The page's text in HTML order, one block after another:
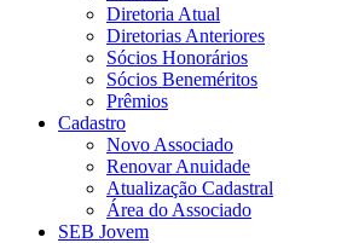
Diretoria Atual
Diretorias Anteriores
Sócios Honorários
Sócios Beneméritos
Prêmios
Cadastro
Novo Associado
Renovar Anuidade
Atualização Cadastral
Área do Associado
SEB Jovem